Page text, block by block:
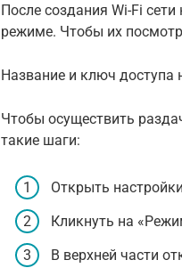
После создания Wi-Fi
режиме. Чтобы их
Название и ключ доступа
Чтобы осуществить
такие шаги:
Открыть
Кликнуть на
В верхней части